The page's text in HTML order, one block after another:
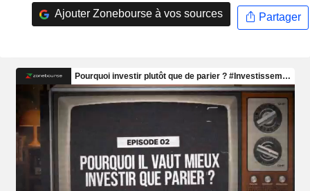
Ajouter Zonebourse à vos sources Partager